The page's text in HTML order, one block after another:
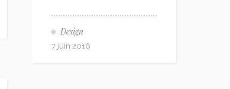
Design
7 juin 2016